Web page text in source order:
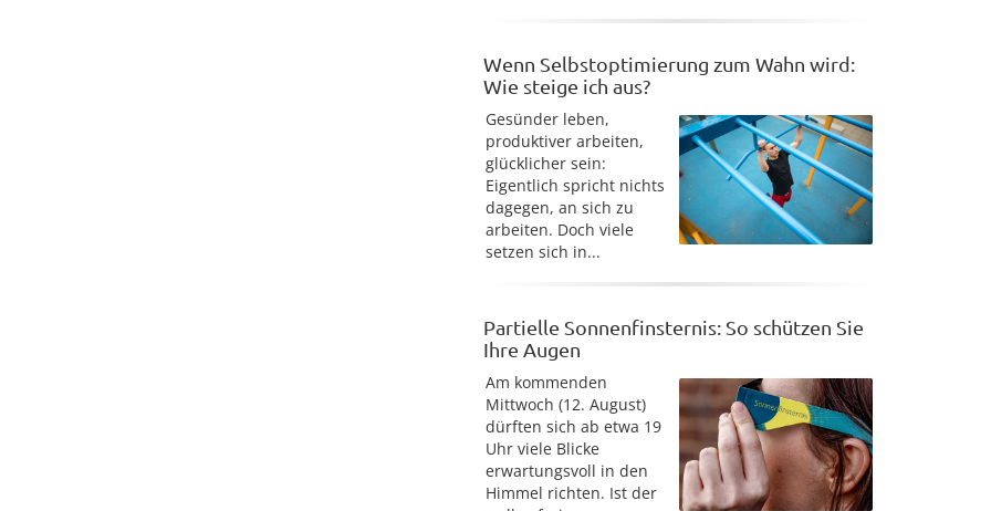
Wenn Selbstoptimierung zum Wahn wird:
Wie steige ich aus?
Gesünder leben,
produktiver arbeiten,
glücklicher sein:
Eigentlich spricht nichts
dagegen, an sich zu
arbeiten. Doch viele
setzen sich in...
Partielle Sonnenfinsternis: So schützen Sie
Ihre Augen
Am kommenden
Mittwoch (12. August)
dürften sich ab etwa 19
Uhr viele Blicke
erwartungsvoll in den
Himmel richten. Ist der